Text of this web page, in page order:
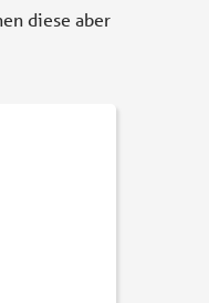
diese aber